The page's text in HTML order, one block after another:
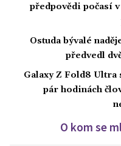
předpovědi počasí
Ostuda bývalé
předvedl
Galaxy Z Fold8
pár hodinách
O kom se